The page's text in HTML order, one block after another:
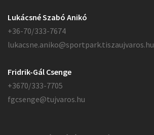
Lukácsné Szabó Anikó
+36-70/333-7674
lukacsne.aniko@sportpark.tiszaujvaros.hu
Fridrik-Gál Csenge
+3670/333-7705
fgcsenge@tujvaros.hu